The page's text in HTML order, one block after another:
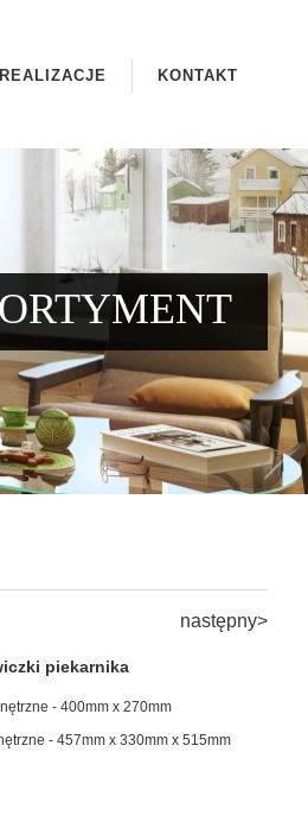
KONTAKT
następny>
piekarnika
- 400mm x 270mm
- 457mm x 330mm x 515mm